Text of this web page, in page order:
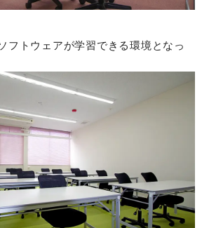
フトウェアが学習できる環境となっ